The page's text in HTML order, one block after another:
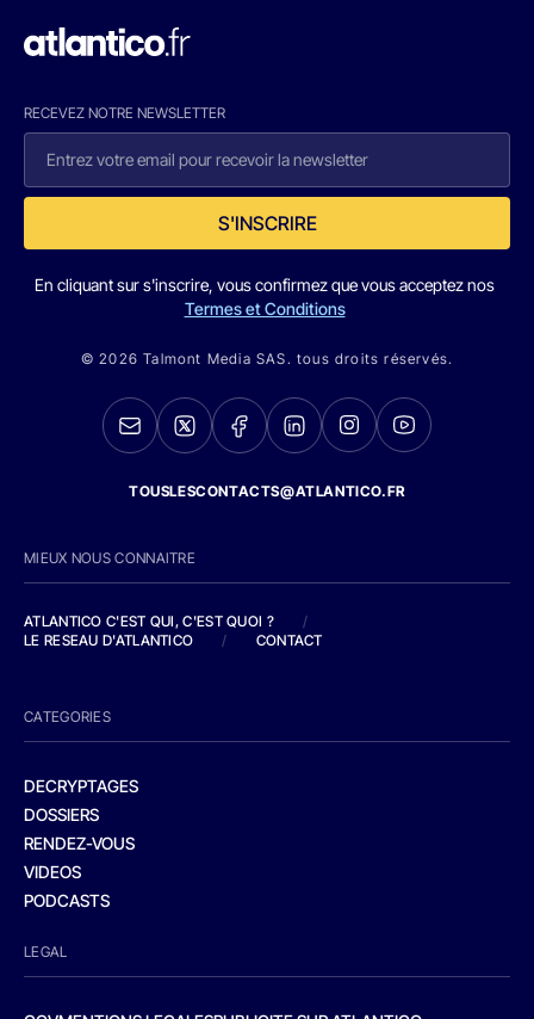
RECEVEZ NOTRE NEWSLETTER
S'INSCRIRE
En cliquant sur s'inscrire, vous confirmez que vous acceptez nos
Termes et Conditions
© 2026 Talmont Media SAS. tous droits réservés.
TOUSLESCONTACTS@ATLANTICO.FR
MIEUX NOUS CONNAITRE
ATLANTICO C'EST QUI, C'EST QUOI ?
/
LE RESEAU D'ATLANTICO
/ CONTACT
CATEGORIES
DECRYPTAGES
DOSSIERS
RENDEZ-VOUS
VIDEOS
PODCASTS
LEGAL